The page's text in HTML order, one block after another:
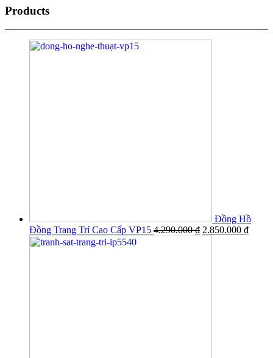
Products
Đồng Hồ
Đồng Trang Trí Cao Cấp VP15 4.290.000₫ 2.850.000 ₫